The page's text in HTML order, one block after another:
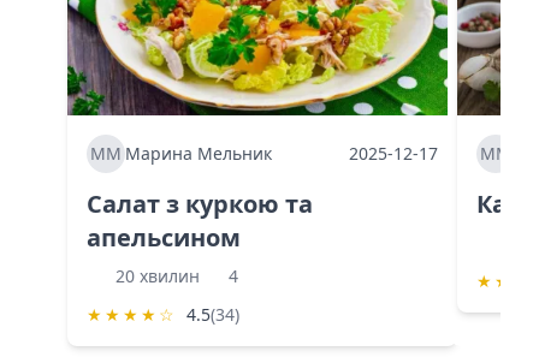
ММ Марина Мельник 2025-12-17
Салат з куркою та
апельсином
20 хвилин
4
★ ★ ★ ★ ☆ 4.5(34)
ММ
★ ★